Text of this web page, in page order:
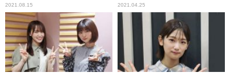
保乃＆尾関梨香が振り返る
2021.08.15 2021.04.25